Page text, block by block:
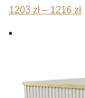
1203 zł – 1216 zł